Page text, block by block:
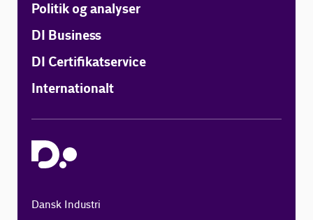
Politik og analyser
DI Business
DI Certifikatservice
Internationalt
Dansk Industri